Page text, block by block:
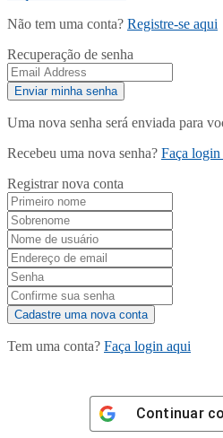
Não tem uma conta? Registre-se aqui
Recuperação de senha
Uma nova senha será enviada para
Recebeu uma nova senha? Faça login
Registrar nova conta
Tem uma conta? Faça login aqui
Continuar